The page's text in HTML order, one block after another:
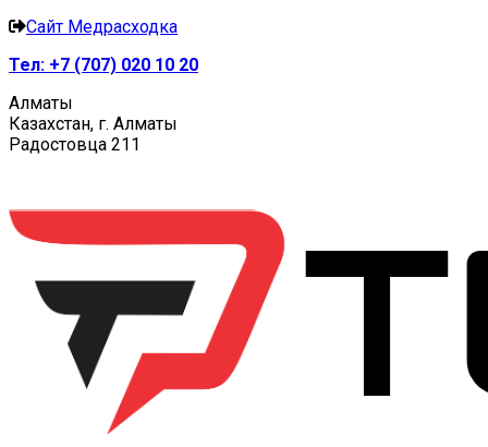
Сайт Медрасходка
Тел: +7 (707) 020 10 20
Алматы
Казахстан, г. Алматы
Радостовца 211